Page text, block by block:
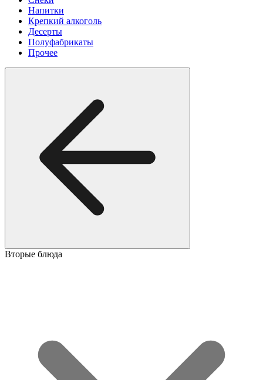
Напитки
Крепкий алкоголь
Десерты
Полуфабрикаты
Прочее
Вторые блюда